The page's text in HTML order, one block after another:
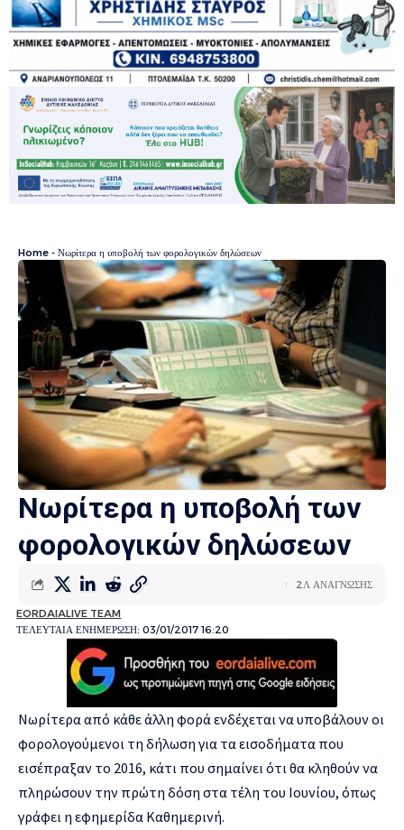
Home - Νωρίτερα η υποβολή των φορολογικών δηλώσεων
Νωρίτερα η υποβολή των
φορολογικών δηλώσεων
ΤΕΛΕΥΤΑΙΑ ΕΝΗΜΕΡΩΣΗ: 03/01/2017 16:20
EORDAIALIVE TEAM
2Λ ΑΝΑΓΝΩΣΗΣ
Νωρίτερα από κάθε άλλη φορά ενδέχεται να υποβάλουν οι
φορολογούμενοι τη δήλωση για τα εισοδήματα που
εισέπραξαν το 2016, κάτι που σημαίνει ότι θα κληθούν να
πληρώσουν την πρώτη δόση στα τέλη του Ιουνίου, όπως
γράφει η εφημερίδα Καθημερινή.